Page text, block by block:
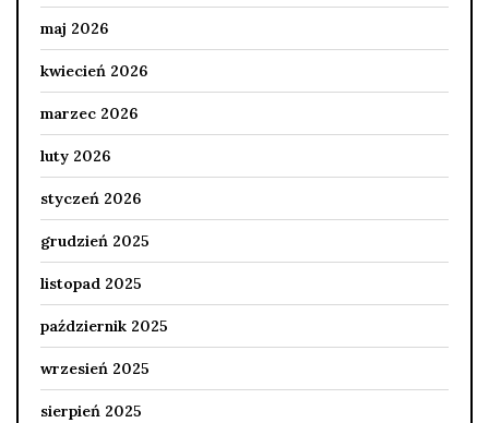
maj 2026
kwiecień 2026
marzec 2026
luty 2026
styczeń 2026
grudzień 2025
listopad 2025
październik 2025
wrzesień 2025
sierpień 2025